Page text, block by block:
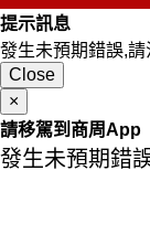
提示訊息
發生未預期錯誤,請
Close
×
請移駕到商周App
發生未預期錯